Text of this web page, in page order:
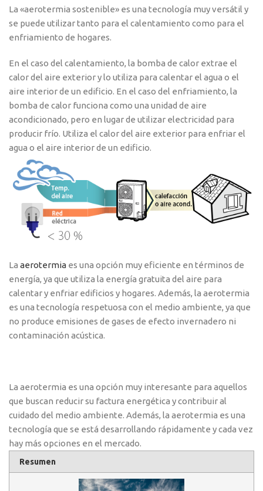
La «aerotermia sostenible» es una tecnología muy versátil y
se puede utilizar tanto para el calentamiento como para el
enfriamiento de hogares.
En el caso del calentamiento, la bomba de calor extrae el
calor del aire exterior y lo utiliza para calentar el agua o el
aire interior de un edificio. En el caso del enfriamiento, la
bomba de calor funciona como una unidad de aire
acondicionado, pero en lugar de utilizar electricidad para
producir frío. Utiliza el calor del aire exterior para enfriar el
agua o el aire interior de un edificio.
La aerotermia es una opción muy eficiente en términos de
energía, ya que utiliza la energía gratuita del aire para
calentar y enfriar edificios y hogares. Además, la aerotermia
es una tecnología respetuosa con el medio ambiente, ya que
no produce emisiones de gases de efecto invernadero ni
contaminación acústica.
La aerotermia es una opción muy interesante para aquellos
que buscan reducir su factura energética y contribuir al
cuidado del medio ambiente. Además, la aerotermia es una
tecnología que se está desarrollando rápidamente y cada vez
hay más opciones en el mercado.
Resumen